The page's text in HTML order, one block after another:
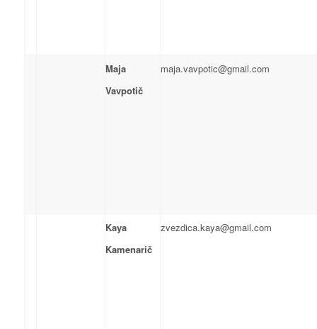
Maja
Vavpotič
maja.vavpotic@gmail.com
Kaya
Kamenarič
zvezdica.kaya@gmail.com